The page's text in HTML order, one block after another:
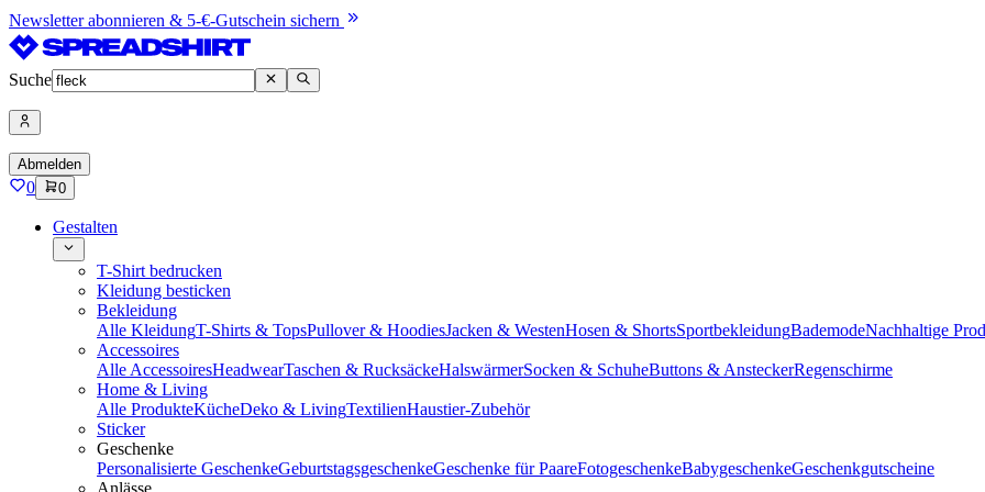
Newsletter abonnieren & 5-€-Gutschein sichern
Suche
Abmelden
0 0
Gestalten
T-Shirt bedrucken
Kleidung besticken
Bekleidung
Alle KleidungT-Shirts & TopsPullover & HoodiesJacken & WestenHosen & ShortsSportbekleidungBademodeNachhaltige
Accessoires
Alle AccessoiresHeadwearTaschen & RucksäckeHalswärmerSocken & SchuheButtons & AnsteckerRegenschirme
Home & Living
Alle ProdukteKücheDeko & LivingTextilienHaustier-Zubehör
Sticker
Geschenke
Personalisierte GeschenkeGeburtstagsgeschenkeGeschenke für PaareFotogeschenkeBabygeschenkeGeschenkgutscheine